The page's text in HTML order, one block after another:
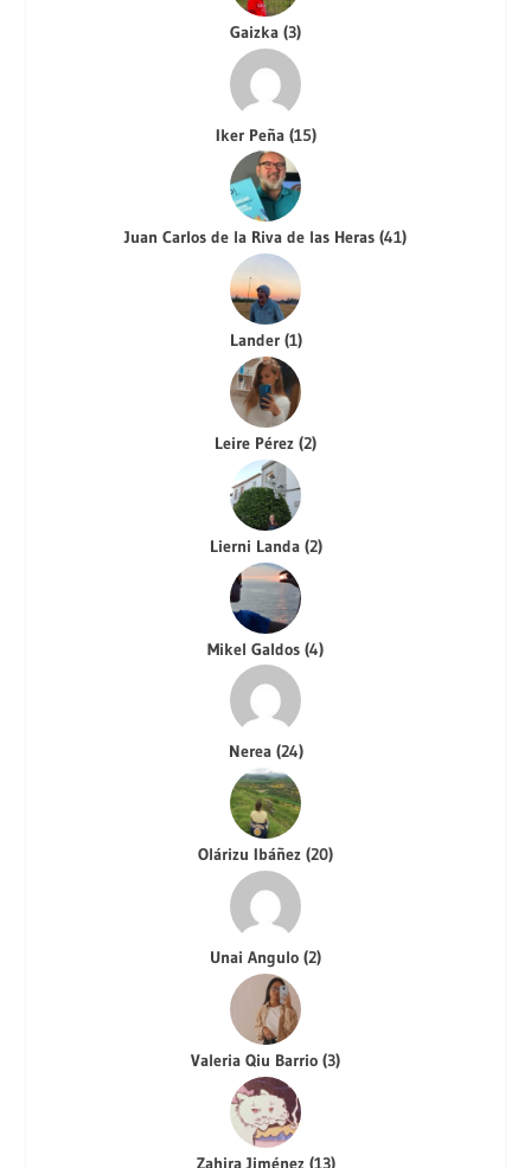
Gaizka (3)
Iker Peña (15)
Juan Carlos de la Riva de las Heras (41)
Lander (1)
Leire Pérez (2)
Lierni Landa (2)
Mikel Galdos (4)
Nerea (24)
Olárizu Ibáñez (20)
Unai Angulo (2)
Valeria Qiu Barrio (3)
Zahira Jiménez (13)